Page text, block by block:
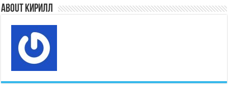
About Кирилл